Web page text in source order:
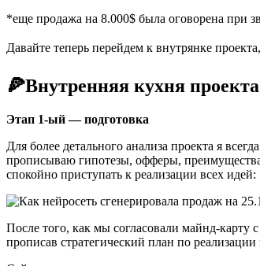
*еще продажа на 8.000$ была оговорена при
Давайте теперь перейдем к внутрянке
🍕Внутренняя кухня проекта
Этап 1-ый — подготовка
Для более детального анализа проекта я
прописываю гипотезы, офферы,
спокойно приступать к реализации всех идей:
После того, как мы согласовали майнд-
прописав стратегический план по реализации